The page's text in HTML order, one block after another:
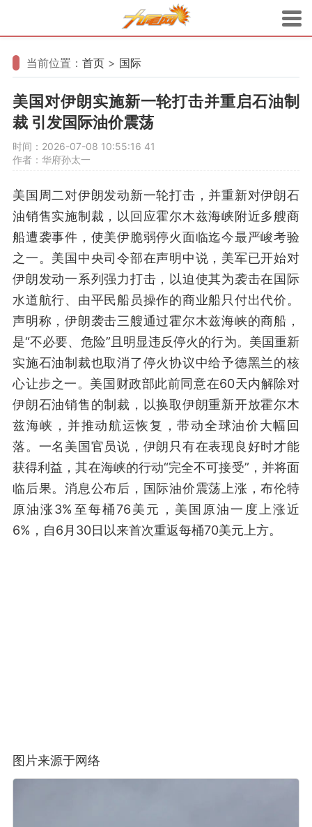
当前位置： 首页 > 国际
美国对伊朗实施新一轮打击并重启石油制
裁 引发国际油价震荡
时间：2026-07-08 10:55:16 41
作者：华府孙太一
美国周二对伊朗发动新一轮打击，并重新对伊朗石
油销售实施制裁，以回应霍尔木兹海峡附近多艘商
船遭袭事件，使美伊脆弱停火面临迄今最严峻考验
之一。美国中央司令部在声明中说，美军已开始对
伊朗发动一系列强力打击，以迫使其为袭击在国际
水道航行、由平民船员操作的商业船只付出代价。
声明称，伊朗袭击三艘通过霍尔木兹海峡的商船，
是“不必要、危险”且明显违反停火的行为。美国重新
实施石油制裁也取消了停火协议中给予德黑兰的核
心让步之一。美国财政部此前同意在60天内解除对
伊朗石油销售的制裁，以换取伊朗重新开放霍尔木
兹海峡，并推动航运恢复，带动全球油价大幅回
落。一名美国官员说，伊朗只有在表现良好时才能
获得利益，其在海峡的行动“完全不可接受”，并将面
临后果。消息公布后，国际油价震荡上涨，布伦特
原油涨3%至每桶76美元，美国原油一度上涨近
6%，自6月30日以来首次重返每桶70美元上方。
图片来源于网络